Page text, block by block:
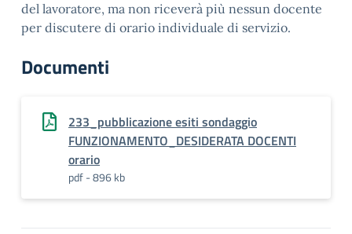
del lavoratore, ma non riceverà più nessun docente
per discutere di orario individuale di servizio.
Documenti
233_pubblicazione esiti sondaggio
FUNZIONAMENTO_DESIDERATA DOCENTI
orario
pdf - 896 kb